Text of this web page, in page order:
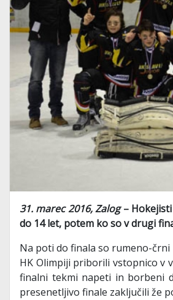
31. marec 2016, Zalog– Hokejisti
do 14 let, potem ko so v drugi
Na poti do finala so rumeno-
HK Olimpiji priborili vstopnico v
finalni tekmi napeti in borbeni
presenetljivo finale zaključili že